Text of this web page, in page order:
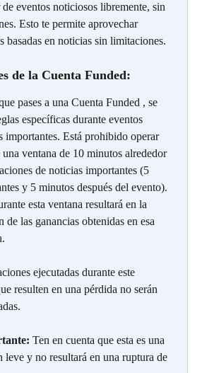
de eventos noticiosos libremente, sin
Esto te permite aprovechar
basadas en noticias sin limitaciones.
de la Cuenta Funded:
pases a una Cuenta Funded , se
específicas durante eventos
importantes. Está prohibido operar
una ventana de 10 minutos alrededor
de noticias importantes (5
y 5 minutos después del evento).
esta ventana resultará en la
de las ganancias obtenidas en esa
ejecutadas durante este
resulten en una pérdida no serán
Ten en cuenta que esta es una
leve y no resultará en una ruptura de